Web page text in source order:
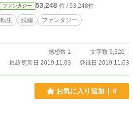
ファンタジー 53,248 位 / 53,248件
転生 続編
ファンタジー
感想数 1
文字数 9,320
最終更新日 2019.11.03
登録日 2019.11.03
お気に入り追加 0